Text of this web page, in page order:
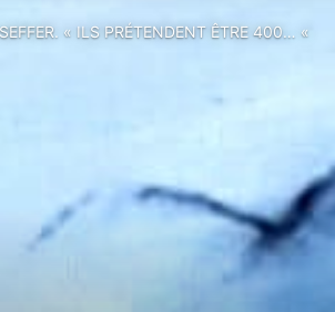
« ILS PRÉTENDENT ÊTRE 400… «